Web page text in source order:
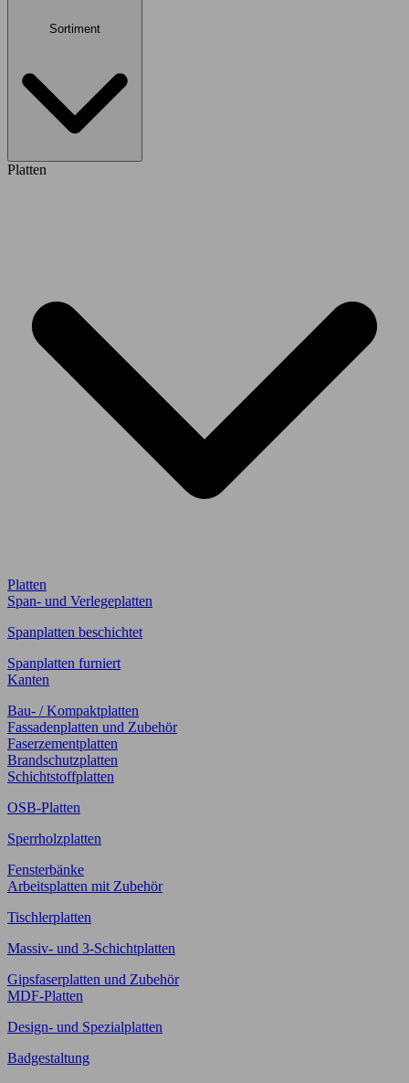
Sortiment
Platten
Platten
Span- und Verlegeplatten
Spanplatten beschichtet
Spanplatten furniert
Kanten
Bau- / Kompaktplatten
Fassadenplatten und Zubehör
Faserzementplatten
Brandschutzplatten
Schichtstoffplatten
OSB-Platten
Sperrholzplatten
Fensterbänke
Arbeitsplatten mit Zubehör
Tischlerplatten
Massiv- und 3-Schichtplatten
Gipsfaserplatten und Zubehör
MDF-Platten
Design- und Spezialplatten
Badgestaltung